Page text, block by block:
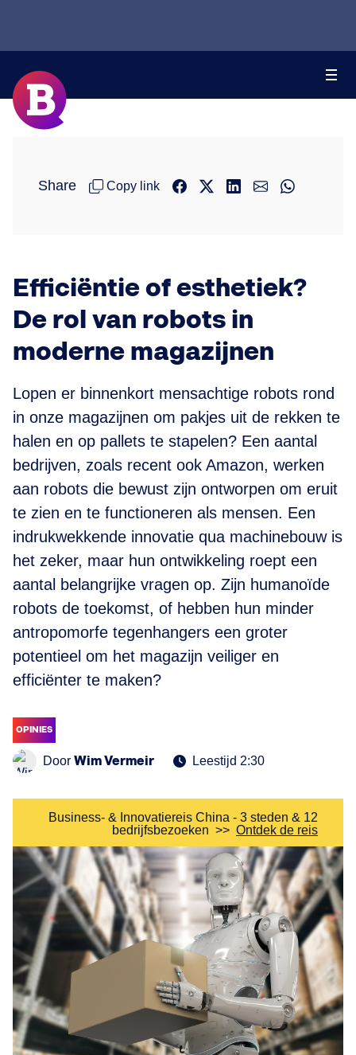
Share Copy link
Efficiëntie of esthetiek?
De rol van robots in
moderne magazijnen
Lopen er binnenkort mensachtige robots rond
in onze magazijnen om pakjes uit de rekken te
halen en op pallets te stapelen? Een aantal
bedrijven, zoals recent ook Amazon, werken
aan robots die bewust zijn ontworpen om eruit
te zien en te functioneren als mensen. Een
indrukwekkende innovatie qua machinebouw is
het zeker, maar hun ontwikkeling roept een
aantal belangrijke vragen op. Zijn humanoïde
robots de toekomst, of hebben hun minder
antropomorfe tegenhangers een groter
potentieel om het magazijn veiliger en
efficiënter te maken?
OPINIES
Door Wim Vermeir Leestijd 2:30
Business- & Innovatiereis China - 3 steden & 12
bedrijfsbezoeken >> Ontdek de reis